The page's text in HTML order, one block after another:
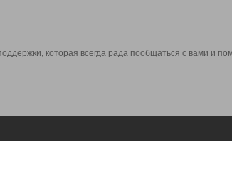
которая всегда рада пообщаться с вами и